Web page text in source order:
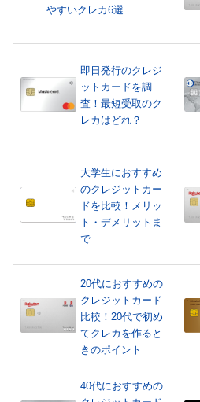
やすいクレカ6選
即日発行のクレジ
ットカードを調
査！最短受取のク
レカはどれ？
大学生におすすめ
のクレジットカー
ドを比較！メリッ
ト・デメリットま
で
20代におすすめの
クレジットカード
比較！20代で初め
てクレカを作ると
きのポイント
40代におすすめの